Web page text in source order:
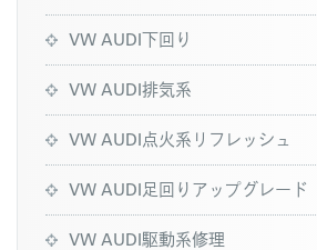
VW AUDI下回り
VW AUDI排気系
VW AUDI点火系リフレッシュ
VW AUDI足回りアップグレード
VW AUDI駆動系修理